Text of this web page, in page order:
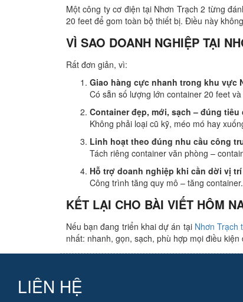
Một công ty cơ điện tại Nhơn Trạch 2 từng
20 feet để gom toàn bộ thiết bị. Điều này
VÌ SAO DOANH NGHIỆP TẠI
Rất đơn giản, vì:
Giao hàng cực nhanh trong khu vực
Có sẵn số lượng lớn container 20 feet
Container đẹp, mới, sạch – đúng
Không phải loại cũ kỹ, méo mó hay
Linh hoạt theo đúng nhu cầu công
Tách riêng container văn phòng –
Hỗ trợ doanh nghiệp khi cần dời vị
Công trình tăng quy mô – tăng
KẾT LẠI CHO BÀI VIẾT HÔM
Nếu bạn đang triển khai dự án tại Nhơn Trạch
nhất: nhanh, gọn, sạch, phù hợp mọi điều
LIÊN HỆ